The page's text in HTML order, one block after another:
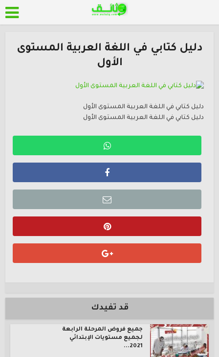
دليل كتابي في اللغة العربية المستوى
الأول
دليل كتابي في اللغة العربية المستوى الأول
دليل كتابي في اللغة العربية المستوى الأول
قد تفيدك
جميع فروض المرحلة الرابعة
لجميع مستويات الإبتدائي
2021...